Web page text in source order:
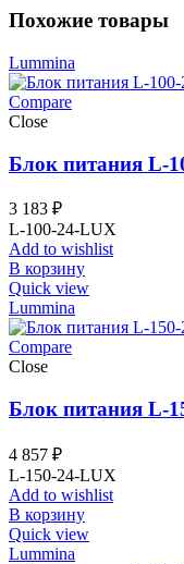
Похожие товары
Lummina
Compare
Close
Блок питания L-
3 183 ₽
L-100-24-LUX
Add to wishlist
В корзину
Quick view
Lummina
Compare
Close
Блок питания L-
4 857 ₽
L-150-24-LUX
Add to wishlist
В корзину
Quick view
Lummina